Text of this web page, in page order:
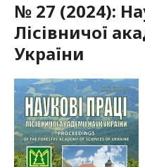
№ 27 (2024):
Лісівничої
України